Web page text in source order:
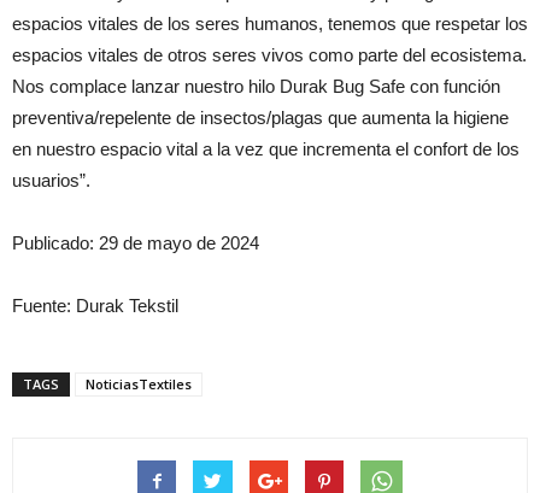
espacios vitales de los seres humanos, tenemos que respetar los
espacios vitales de otros seres vivos como parte del ecosistema.
Nos complace lanzar nuestro hilo Durak Bug Safe con función
preventiva/repelente de insectos/plagas que aumenta la higiene
en nuestro espacio vital a la vez que incrementa el confort de los
usuarios”.
Publicado: 29 de mayo de 2024
Fuente: Durak Tekstil
TAGS NoticiasTextiles